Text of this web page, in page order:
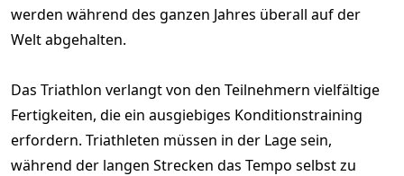
werden während des ganzen Jahres überall auf der
Welt abgehalten.
Das Triathlon verlangt von den Teilnehmern vielfältige
Fertigkeiten, die ein ausgiebiges Konditionstraining
erfordern. Triathleten müssen in der Lage sein,
während der langen Strecken das Tempo selbst zu